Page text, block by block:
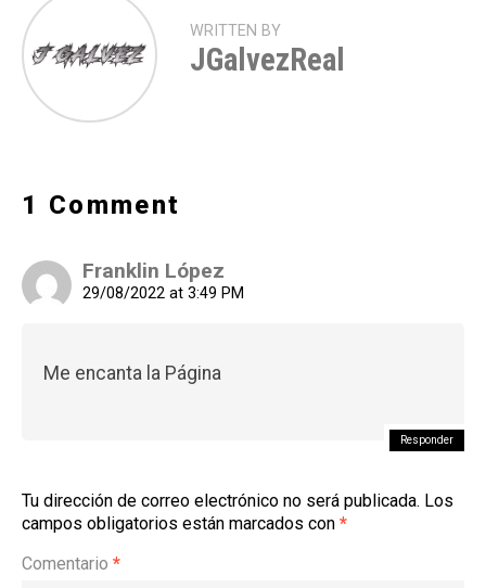
WRITTEN BY
JGalvezReal
1 Comment
Franklin López
29/08/2022 at 3:49 PM
Me encanta la Página
Responder
Tu dirección de correo electrónico no será publicada. Los
campos obligatorios están marcados con *
Comentario *